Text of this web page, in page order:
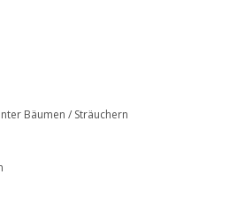
Bäumen / Sträuchern